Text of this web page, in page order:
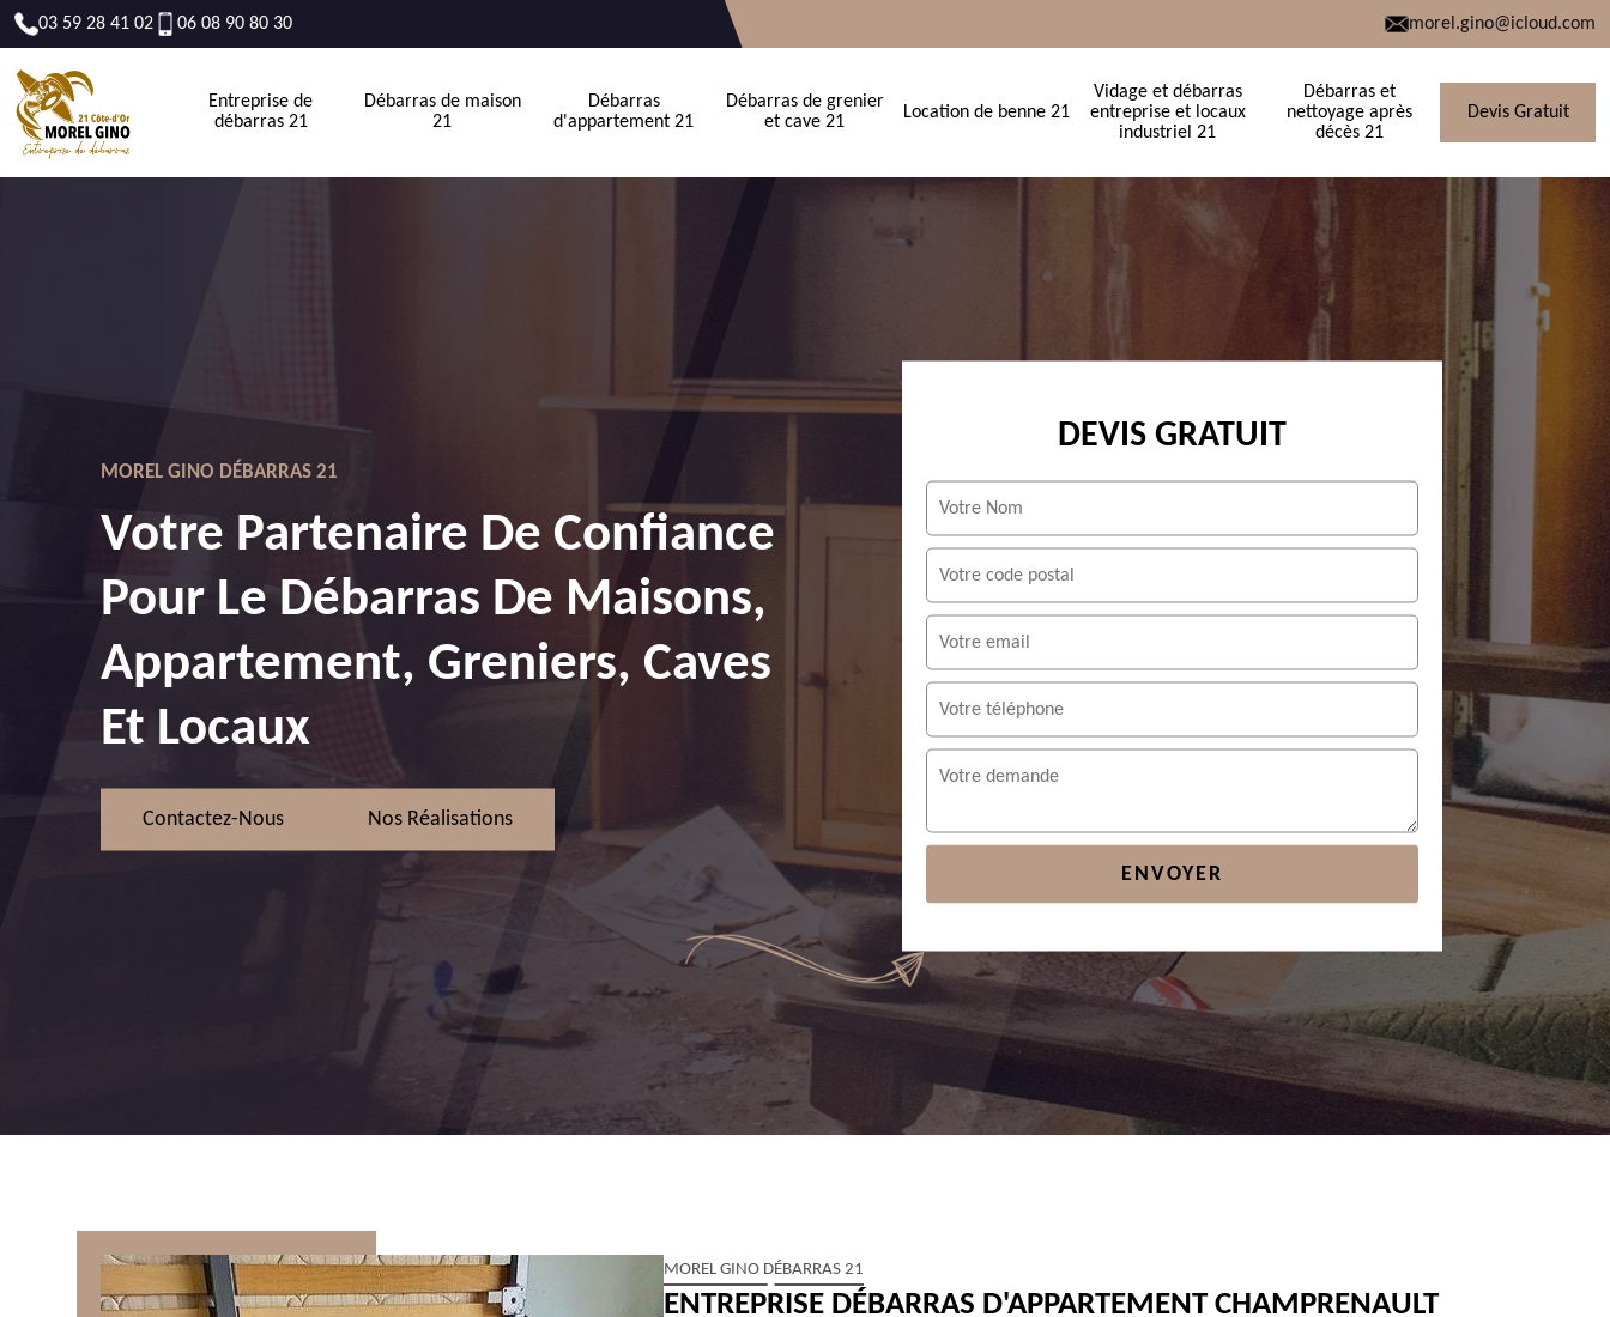
03 59 28 41 02 06 08 90 80 30 morel.gino@icloud.com
Entreprise de
débarras 21
Débarras de maison
21
Débarras
d'appartement 21
Débarras de grenier
et cave 21
Location de benne 21
Vidage et débarras
entreprise et locaux
industriel 21
Débarras et
nettoyage après
décès 21
Devis Gratuit
MOREL GINO DÉBARRAS 21
Votre Partenaire De Confiance
Pour Le Débarras De Maisons,
Appartement, Greniers, Caves
Et Locaux
Contactez-Nous Nos Réalisations
DEVIS GRATUIT
MOREL GINO DÉBARRAS 21
ENTREPRISE DÉBARRAS D'APPARTEMENT CHAMPRENAULT